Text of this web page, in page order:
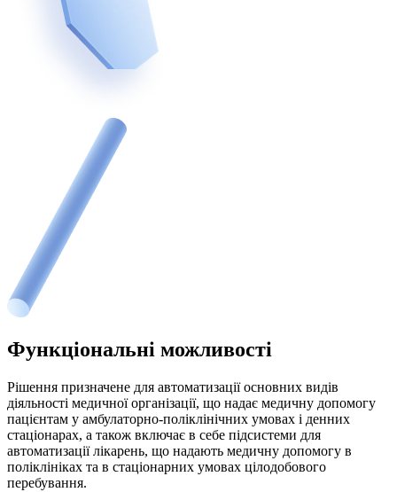
Функціональні можливості
Рішення призначене для автоматизації основних видів
діяльності медичної організації, що надає медичну допомогу
пацієнтам у амбулаторно-поліклінічних умовах і денних
стаціонарах, а також включає в себе підсистеми для
автоматизації лікарень, що надають медичну допомогу в
поліклініках та в стаціонарних умовах цілодобового
перебування.